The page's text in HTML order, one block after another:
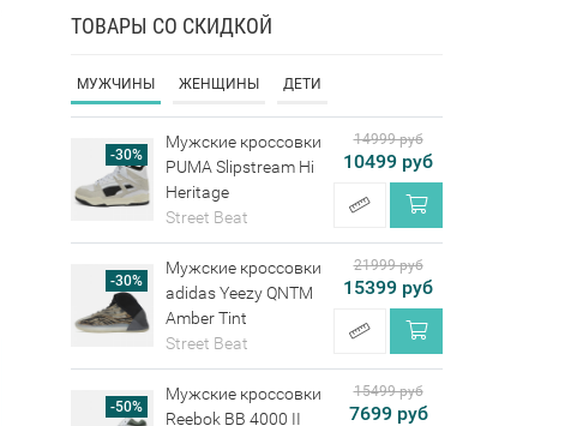
ТОВАРЫ СО СКИДКОЙ
МУЖЧИНЫ ЖЕНЩИНЫ ДЕТИ
-30%
Мужские кроссовки
PUMA Slipstream Hi
Heritage
Street Beat
14999 руб
10499 руб
-30%
Мужские кроссовки
adidas Yeezy QNTM
Amber Tint
Street Beat
21999 руб
15399 руб
-50%
Мужские кроссовки
Reebok BB 4000 II
15499 руб
7699 руб